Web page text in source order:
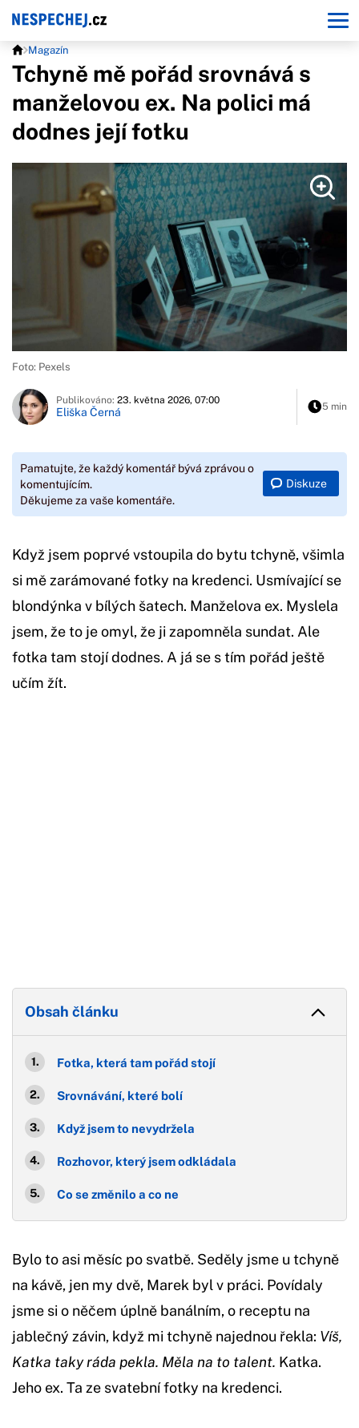
Magazín
Tchyně mě pořád srovnává s
manželovou ex. Na polici má
dodnes její fotku
Foto: Pexels
Publikováno: 23. května 2026, 07:00
Eliška Černá 5 min
Pamatujte, že každý komentář bývá zprávou o
komentujícím.
Děkujeme za vaše komentáře.
Diskuze
Když jsem poprvé vstoupila do bytu tchyně, všimla
si mě zarámované fotky na kredenci. Usmívající se
blondýnka v bílých šatech. Manželova ex. Myslela
jsem, že to je omyl, že ji zapomněla sundat. Ale
fotka tam stojí dodnes. A já se s tím pořád ještě
učím žít.
Obsah článku
Fotka, která tam pořád stojí
Srovnávání, které bolí
Když jsem to nevydržela
Rozhovor, který jsem odkládala
Co se změnilo a co ne
Bylo to asi měsíc po svatbě. Seděly jsme u tchyně
na kávě, jen my dvě, Marek byl v práci. Povídaly
jsme si o něčem úplně banálním, o receptu na
jablečný závin, když mi tchyně najednou řekla: Víš,
Katka taky ráda pekla. Měla na to talent. Katka.
Jeho ex. Ta ze svatební fotky na kredenci.